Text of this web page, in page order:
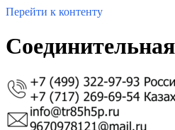
Перейти к контенту